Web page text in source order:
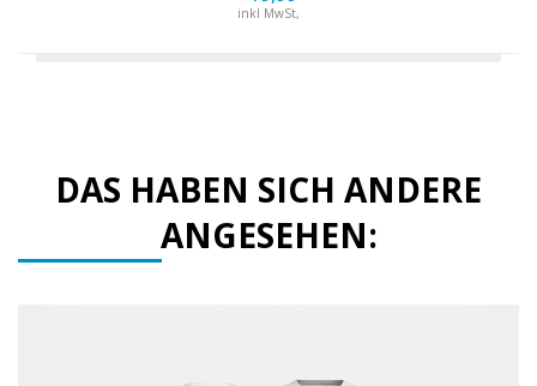
inkl MwSt,
DAS HABEN SICH ANDERE
ANGESEHEN: